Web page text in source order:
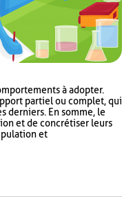
à adopter.
partiel ou complet, qui
derniers. En somme, le
et de concrétiser leurs
et